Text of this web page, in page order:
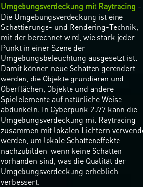
Umgebungsverdeckung mit Raytracing -
Die Umgebungsverdeckung ist eine
Schattierungs- und Rendering-Technik,
mit der berechnet wird, wie stark jeder
Punkt in einer Szene der
Umgebungsbeleuchtung ausgesetzt ist.
Damit können neue Schatten gerendert
werden, die Objekte grundieren und
Oberflächen, Objekte und andere
Spielelemente auf natürliche Weise
abdunkeln. In Cyberpunk 2077 kann die
Umgebungsverdeckung mit Raytracing
zusammen mit lokalen Lichtern
werden, um lokale Schatteneffekte
nachzubilden, wenn keine Schatten
vorhanden sind, was die Qualität der
Umgebungsverdeckung erheblich
verbessert.